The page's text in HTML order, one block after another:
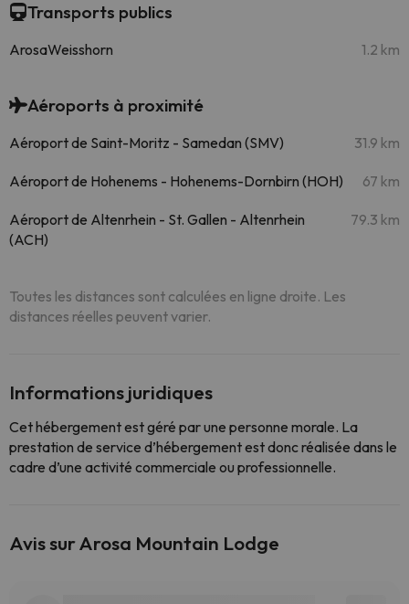
Transports publics
ArosaWeisshorn 1.2 km
Aéroports à proximité
Aéroport de Saint-Moritz - Samedan (SMV) 31.9 km
Aéroport de Hohenems - Hohenems-Dornbirn (HOH) 67 km
Aéroport de Altenrhein - St. Gallen - Altenrhein
(ACH)
79.3 km
Toutes les distances sont calculées en ligne droite. Les
distances réelles peuvent varier.
Informations juridiques
Cet hébergement est géré par une personne morale. La
prestation de service d’hébergement est donc réalisée dans le
cadre d’une activité commerciale ou professionnelle.
Avis sur Arosa Mountain Lodge